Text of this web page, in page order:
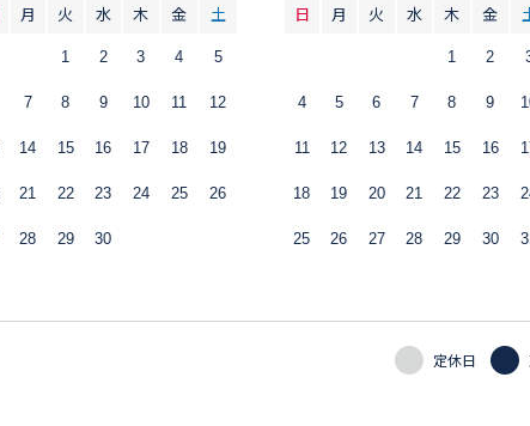
月 火 水 木 金 土
1 2 3 4 5
7 8 9 10 11 12
14 15 16 17 18 19
21 22 23 24 25 26
28 29 30
日 月 火 水 木 金
1 2
4 5 6 7 8 9
11 12 13 14 15 16
18 19 20 21 22 23
25 26 27 28 29 30
定休日